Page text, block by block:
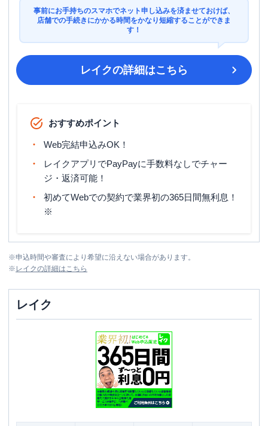
事前にお手持ちのスマホでネット申し込みを済ませておけば、
店舗での手続きにかかる時間をかなり短縮することができま
す！
レイクの詳細はこちら
おすすめポイント
Web完結申込みOK！
レイクアプリでPayPayに手数料なしでチャー
ジ・返済可能！
初めてWebでの契約で業界初の365日間無利息！
※
※申込時間や審査により希望に沿えない場合があります。
※ レイクの詳細はこちら
レイク